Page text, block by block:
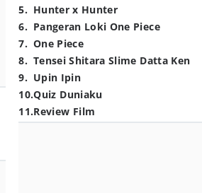
5. Hunter x Hunter
6. Pangeran Loki One Piece
7. One Piece
8. Tensei Shitara Slime Datta Ken
9. Upin Ipin
10.Quiz Duniaku
11.Review Film